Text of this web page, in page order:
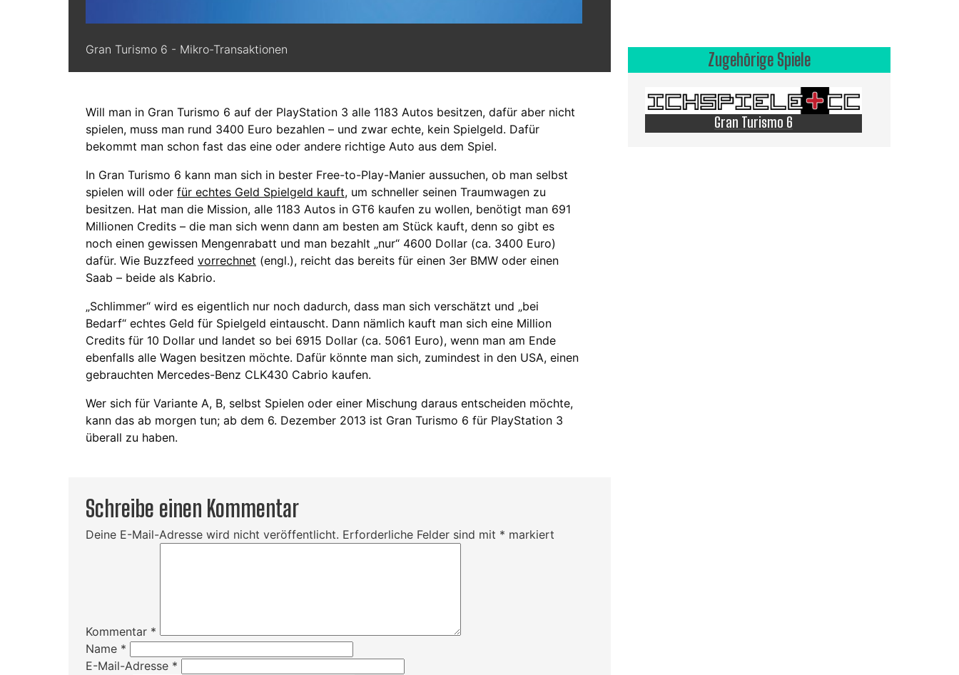
Gran Turismo 6 - Mikro-Transaktionen
Will man in Gran Turismo 6 auf der PlayStation 3 alle 1183 Autos besitzen, dafür aber nicht
spielen, muss man rund 3400 Euro bezahlen – und zwar echte, kein Spielgeld. Dafür
bekommt man schon fast das eine oder andere richtige Auto aus dem Spiel.
In Gran Turismo 6 kann man sich in bester Free-to-Play-Manier aussuchen, ob man selbst
spielen will oder für echtes Geld Spielgeld kauft, um schneller seinen Traumwagen zu
besitzen. Hat man die Mission, alle 1183 Autos in GT6 kaufen zu wollen, benötigt man 691
Millionen Credits – die man sich wenn dann am besten am Stück kauft, denn so gibt es
noch einen gewissen Mengenrabatt und man bezahlt „nur“ 4600 Dollar (ca. 3400 Euro)
dafür. Wie Buzzfeed vorrechnet (engl.), reicht das bereits für einen 3er BMW oder einen
Saab – beide als Kabrio.
„Schlimmer“ wird es eigentlich nur noch dadurch, dass man sich verschätzt und „bei
Bedarf“ echtes Geld für Spielgeld eintauscht. Dann nämlich kauft man sich eine Million
Credits für 10 Dollar und landet so bei 6915 Dollar (ca. 5061 Euro), wenn man am Ende
ebenfalls alle Wagen besitzen möchte. Dafür könnte man sich, zumindest in den USA, einen
gebrauchten Mercedes-Benz CLK430 Cabrio kaufen.
Wer sich für Variante A, B, selbst Spielen oder einer Mischung daraus entscheiden möchte,
kann das ab morgen tun; ab dem 6. Dezember 2013 ist Gran Turismo 6 für PlayStation 3
überall zu haben.
Schreibe einen Kommentar
Deine E-Mail-Adresse wird nicht veröffentlicht. Erforderliche Felder sind mit * markiert
Kommentar *
Name *
E-Mail-Adresse *
Zugehörige Spiele
Gran Turismo 6